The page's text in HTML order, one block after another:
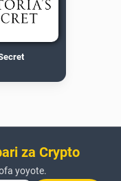
za Crypto
yoyote.